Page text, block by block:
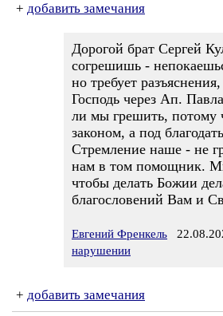
+ добавить замечания
Дорогой брат Сергей
согрешишь -
но требует
Господь через Ап.
ли мы грешить, потому
законом, а под
Стремление наше - не
нам в том помощник.
чтобы делать Божии
благословений Вам и
Евгений Френкель
нарушении
+ добавить замечания